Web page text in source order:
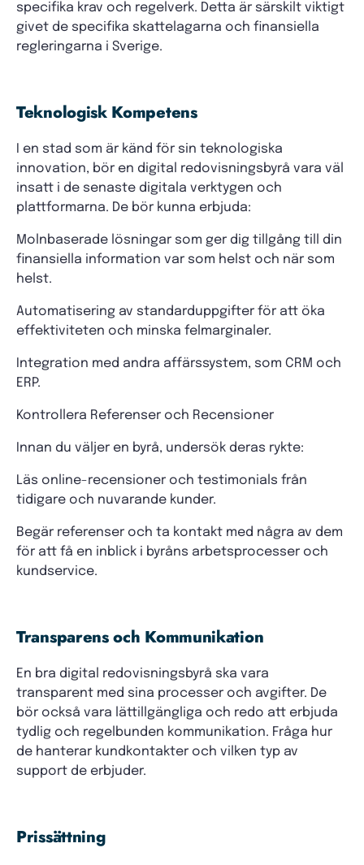
specifika krav och regelverk. Detta är särskilt viktigt
givet de specifika skattelagarna och finansiella
regleringarna i Sverige.
Teknologisk Kompetens
I en stad som är känd för sin teknologiska
innovation, bör en digital redovisningsbyrå vara väl
insatt i de senaste digitala verktygen och
plattformarna. De bör kunna erbjuda:
Molnbaserade lösningar som ger dig tillgång till din
finansiella information var som helst och när som
helst.
Automatisering av standarduppgifter för att öka
effektiviteten och minska felmarginaler.
Integration med andra affärssystem, som CRM och
ERP.
Kontrollera Referenser och Recensioner
Innan du väljer en byrå, undersök deras rykte:
Läs online-recensioner och testimonials från
tidigare och nuvarande kunder.
Begär referenser och ta kontakt med några av dem
för att få en inblick i byråns arbetsprocesser och
kundservice.
Transparens och Kommunikation
En bra digital redovisningsbyrå ska vara
transparent med sina processer och avgifter. De
bör också vara lättillgängliga och redo att erbjuda
tydlig och regelbunden kommunikation. Fråga hur
de hanterar kundkontakter och vilken typ av
support de erbjuder.
Prissättning